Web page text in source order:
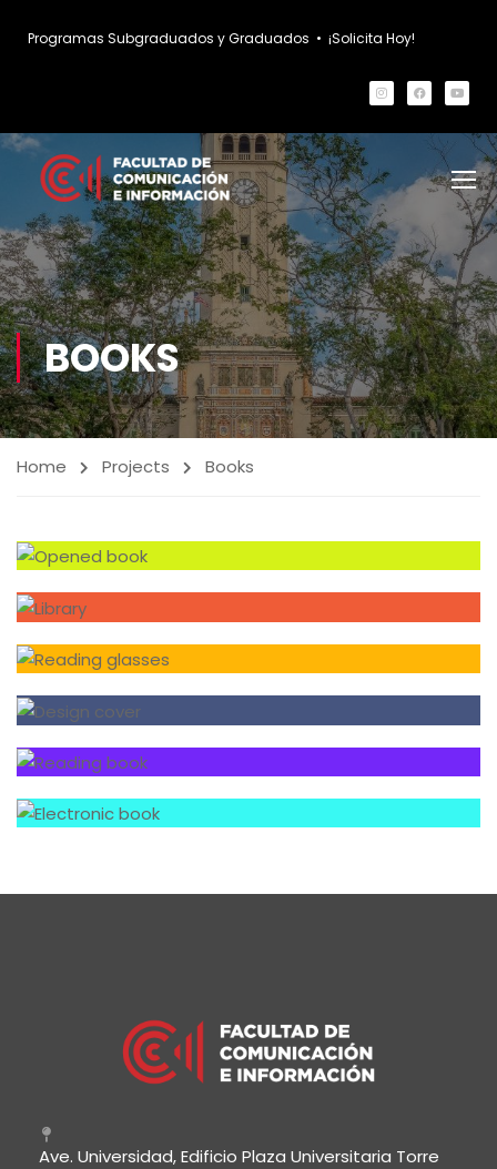
Programas Subgraduados y Graduados • ¡Solicita Hoy!
BOOKS
Home Projects Books
Ave. Universidad, Edificio Plaza Universitaria Torre